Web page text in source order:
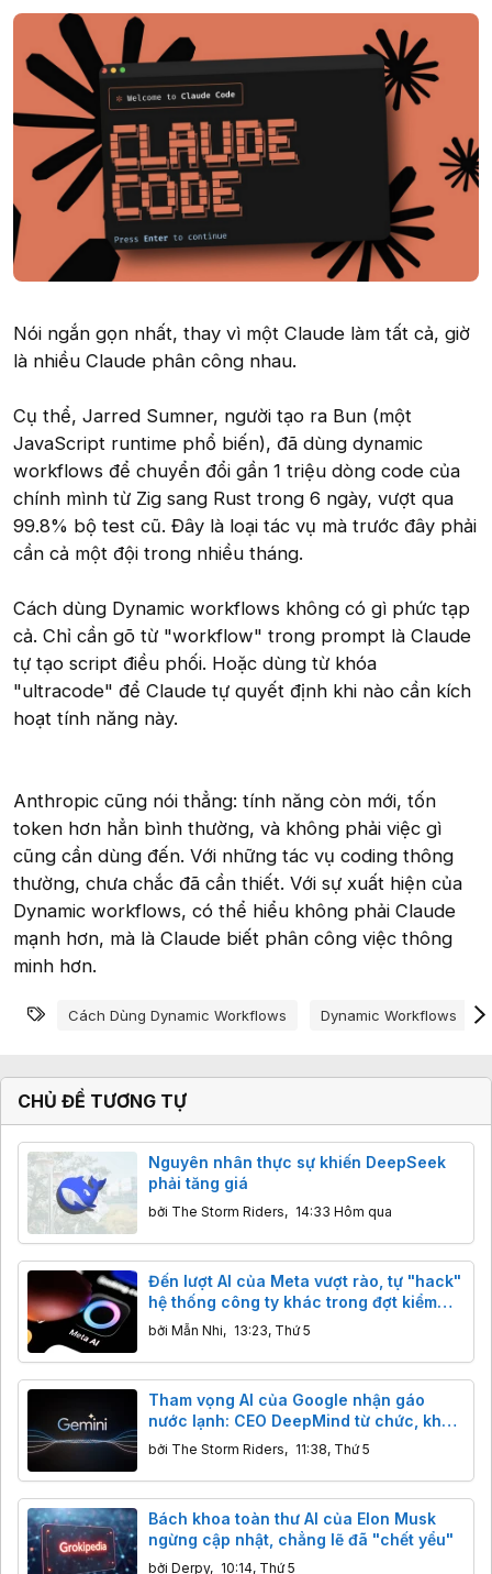
Nói ngắn gọn nhất, thay vì một Claude làm tất cả, giờ
là nhiều Claude phân công nhau.
Cụ thể, Jarred Sumner, người tạo ra Bun (một
JavaScript runtime phổ biến), đã dùng dynamic
workflows để chuyển đổi gần 1 triệu dòng code của
chính mình từ Zig sang Rust trong 6 ngày, vượt qua
99.8% bộ test cũ. Đây là loại tác vụ mà trước đây phải
cần cả một đội trong nhiều tháng.
Cách dùng Dynamic workflows không có gì phức tạp
cả. Chỉ cần gõ từ "workflow" trong prompt là Claude
tự tạo script điều phối. Hoặc dùng từ khóa
"ultracode" để Claude tự quyết định khi nào cần kích
hoạt tính năng này.
Anthropic cũng nói thẳng: tính năng còn mới, tốn
token hơn hẳn bình thường, và không phải việc gì
cũng cần dùng đến. Với những tác vụ coding thông
thường, chưa chắc đã cần thiết. Với sự xuất hiện của
Dynamic workflows, có thể hiểu không phải Claude
mạnh hơn, mà là Claude biết phân công việc thông
minh hơn.
Từ khóa
Cách Dùng Dynamic Workflows Dynamic Workflows
CHỦ ĐỀ TƯƠNG TỰ
Nguyên nhân thực sự khiến DeepSeek
phải tăng giá
bởi The Storm Riders, 14:33 Hôm qua
Đến lượt AI của Meta vượt rào, tự "hack"
hệ thống công ty khác trong đợt kiểm
thử
bởi Mẫn Nhi, 13:23, Thứ 5
Tham vọng AI của Google nhận gáo
nước lạnh: CEO DeepMind từ chức, khả
năng lập trình của Gemini bị Claude,
GPT cho "ngửi khói"
bởi The Storm Riders, 11:38, Thứ 5
Bách khoa toàn thư AI của Elon Musk
ngừng cập nhật, chẳng lẽ đã "chết yểu"
bởi Derpy, 10:14, Thứ 5